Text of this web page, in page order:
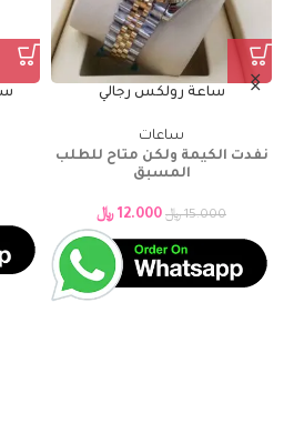
ساعة يد نسائية ماركة مادا
ساعات
متوفر بالمخزن